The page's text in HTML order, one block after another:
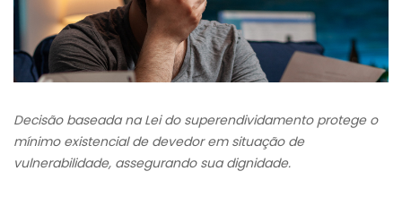
Decisão baseada na Lei do superendividamento protege o
mínimo existencial de devedor em situação de
vulnerabilidade, assegurando sua dignidade.